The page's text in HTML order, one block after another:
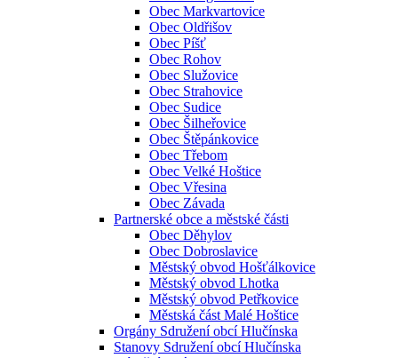
Obec Markvartovice
Obec Oldřišov
Obec Píšť
Obec Rohov
Obec Služovice
Obec Strahovice
Obec Sudice
Obec Šilheřovice
Obec Štěpánkovice
Obec Třebom
Obec Velké Hoštice
Obec Vřesina
Obec Závada
Partnerské obce a městské části
Obec Děhylov
Obec Dobroslavice
Městský obvod Hošťálkovice
Městský obvod Lhotka
Městský obvod Petřkovice
Městská část Malé Hoštice
Orgány Sdružení obcí Hlučínska
Stanovy Sdružení obcí Hlučínska